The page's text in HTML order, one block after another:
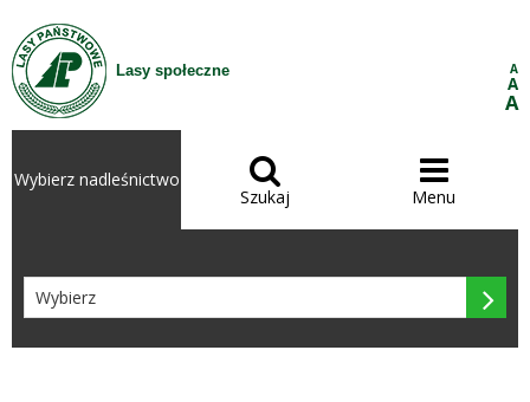
Przejdź do treści
Lasy społeczne A
A
A
Wybierz nadleśnictwo 
Szukaj

Menu
